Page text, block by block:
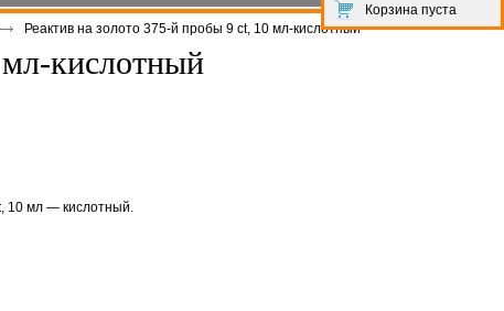
Корзина пуста
Реактив на золото 375-й пробы 9 ct, 10 мл-кислотный
кислотный
10 мл — кислотный.